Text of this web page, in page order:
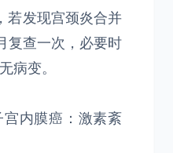
若发现宫颈炎合并
复查一次，必要时
病变。
内膜癌：激素紊